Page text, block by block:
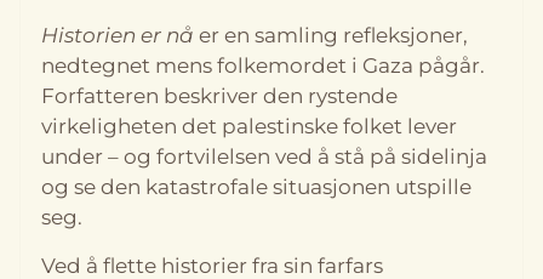
Historien er nå er en samling refleksjoner,
nedtegnet mens folkemordet i Gaza pågår.
Forfatteren beskriver den rystende
virkeligheten det palestinske folket lever
under – og fortvilelsen ved å stå på sidelinja
og se den katastrofale situasjonen utspille
seg.
Ved å flette historier fra sin farfars